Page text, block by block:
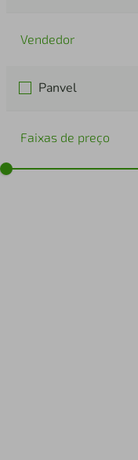
Panvel
Faixas de preço